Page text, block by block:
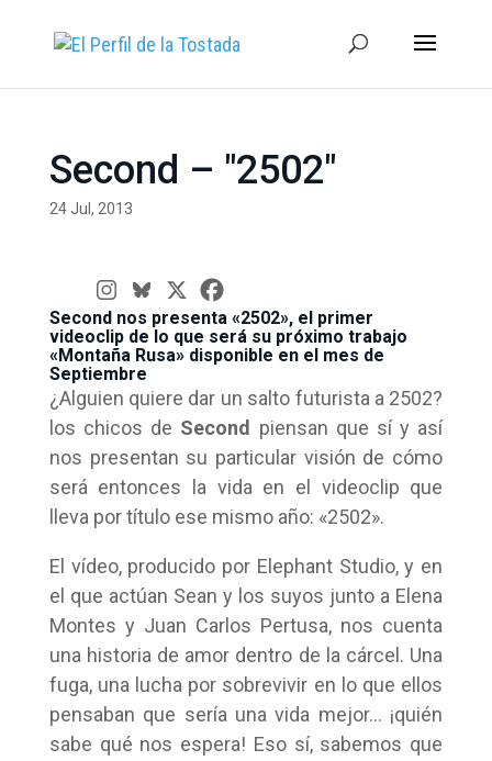
Second – "2502"
24 Jul, 2013
Second nos presenta «2502», el primer
videoclip de lo que será su próximo trabajo
«Montaña Rusa» disponible en el mes de
Septiembre
¿Alguien quiere dar un salto futurista a 2502?
los chicos de Second
piensan que sí y así
nos presentan su particular visión de cómo
será entonces la vida en el videoclip que
lleva por título ese mismo año: «2502».
El vídeo, producido por Elephant Studio, y en
el que actúan Sean y los suyos junto a Elena
Montes y Juan Carlos Pertusa, nos cuenta
una historia de amor dentro de la cárcel. Una
fuga, una lucha por sobrevivir en lo que ellos
pensaban que sería una vida mejor… ¡quién
sabe qué nos espera! Eso sí, sabemos que